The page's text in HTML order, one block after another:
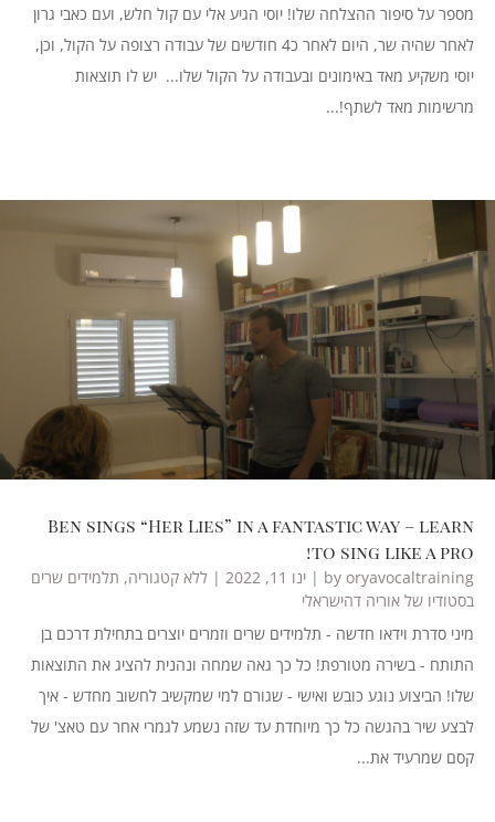
מספר על סיפור ההצלחה שלו! יוסי הגיע אלי עם קול חלש, ועם כאבי גרון
לאחר שהיה שר, היום לאחר כ4 חודשים של עבודה רצופה על הקול, וכן,
יוסי משקיע מאד באימונים ובעבודה על הקול שלו... יש לו תוצאות
מרשימות מאד לשתף!...
Ben sings “Her Lies” in a fantastic way – learn
to sing like a pro!
by oryavocaltraining
| ינו 11, 2022 | ללא קטגוריה, תלמידים שרים
בסטודיו של אוריה דהישראלי
מיני סדרת וידאו חדשה - תלמידים שרים וזמרים יוצרים בתחילת דרכם בן
התותח - בשירה מטורפת! כל כך גאה שמחה ונהנית להציג את התוצאות
שלו! הביצוע נוגע כובש ואישי - שגורם למי שמקשיב לחשוב מחדש - איך
לבצע שיר בהגשה כל כך מיוחדת עד שזה נשמע לגמרי אחר עם טאצ' של
קסם שמרעיד את...